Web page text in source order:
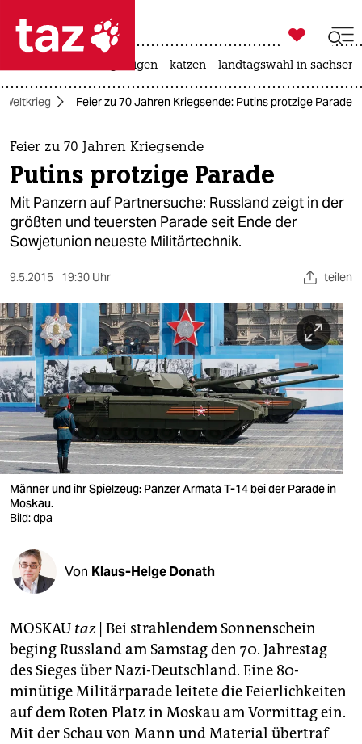
 taz zahl ich
taz zahl ich
themen
politik
öko
gesellschaft
sport
berlin
nord
wahrheit
verlag
verlag
shop
fragen & hilfe
unterstützen
abo
genossenschaft
epaper login

taz zahl ich
bergsteigen katzen landtagswahl in
Feier zu 70 Jahren Kriegsende: Putins protzige Parade
Feier zu 70 Jahren Kriegsende
Putins protzige Parade
Mit Panzern auf Partnersuche: Russland zeigt in der
größten und teuersten Parade seit Ende der
Sowjetunion neueste Militärtechnik.
9.5.2015 19:30 Uhr teilen
Männer und ihr Spielzeug: Panzer Armata T-14 bei der Parade in
Moskau.
Bild: dpa
Von Klaus-Helge Donath
MOSKAU taz| Bei strahlendem Sonnenschein
beging Russland am Samstag den 70. Jahrestag
des Sieges über Nazi-Deutschland. Eine 80-
minütige Militärparade leitete die Feierlichkeiten
auf dem Roten Platz in Moskau am Vormittag ein.
Mit der Schau von Mann und Material übertraf